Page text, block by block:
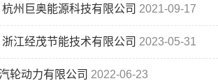
州巨奥能源科技有限公司 2021-09-17
江经茂节能技术有限公司 2023-05-31
轮动力有限公司 2022-06-23